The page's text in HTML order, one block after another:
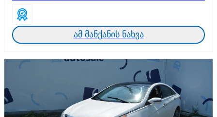
ამ მანქანის ნახვა